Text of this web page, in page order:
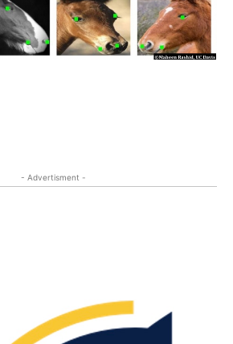
- Advertisment -